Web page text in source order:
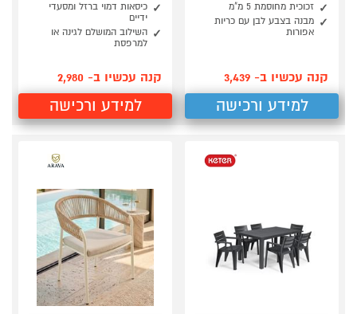
זכוכית מחוסמת 5 מ"מ
מבנה בצבע לבן עם כריות
אפורות
קנה עכשיו ב- 3,439
למידע ורכישה
כיסאות דמוי ברזל ומסעדי
ידיים
השילוב המושלם לגינה או
למרפסת
קנה עכשיו ב- 2,980
למידע ורכישה